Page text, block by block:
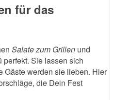
für das
Salate zum Grillen und
Sie lassen sich
Gäste werden sie lieben. Hier
die Dein Fest